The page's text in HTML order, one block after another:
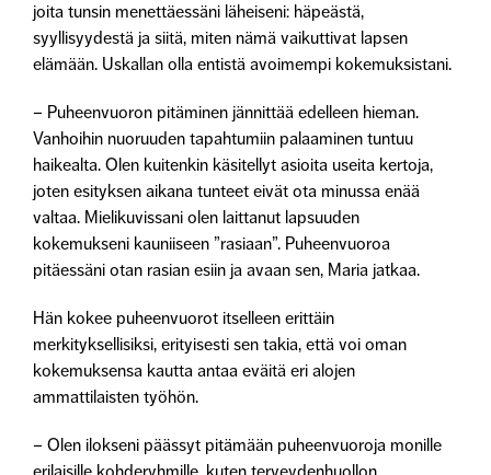
joita tunsin menettäessäni läheiseni: häpeästä,
syyllisyydestä ja siitä, miten nämä vaikuttivat lapsen
elämään. Uskallan olla entistä avoimempi kokemuksistani.
– Puheenvuoron pitäminen jännittää edelleen hieman.
Vanhoihin nuoruuden tapahtumiin palaaminen tuntuu
haikealta. Olen kuitenkin käsitellyt asioita useita kertoja,
joten esityksen aikana tunteet eivät ota minussa enää
valtaa. Mielikuvissani olen laittanut lapsuuden
kokemukseni kauniiseen ”rasiaan”. Puheenvuoroa
pitäessäni otan rasian esiin ja avaan sen, Maria jatkaa.
Hän kokee puheenvuorot itselleen erittäin
merkityksellisiksi, erityisesti sen takia, että voi oman
kokemuksensa kautta antaa eväitä eri alojen
ammattilaisten työhön.
– Olen ilokseni päässyt pitämään puheenvuoroja monille